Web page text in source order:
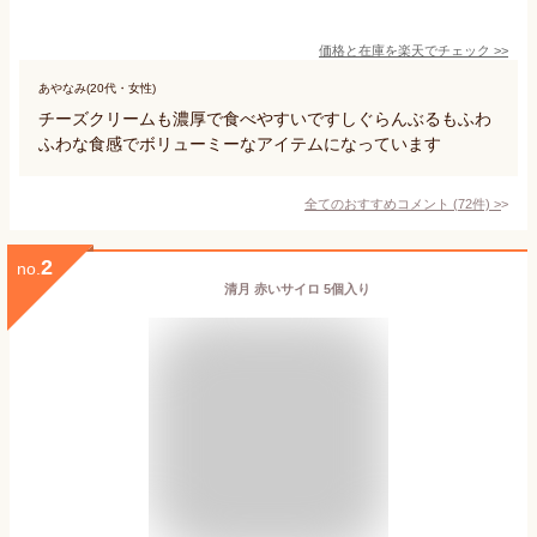
価格と在庫を楽天でチェック >>
あやなみ(20代・女性)
チーズクリームも濃厚で食べやすいですしぐらんぶるもふわ
ふわな食感でボリューミーなアイテムになっています
全てのおすすめコメント (72件) >
no. 2
清月 赤いサイロ 5個入り